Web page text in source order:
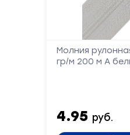
Молния
гр/м 200 м А
4.95 руб.